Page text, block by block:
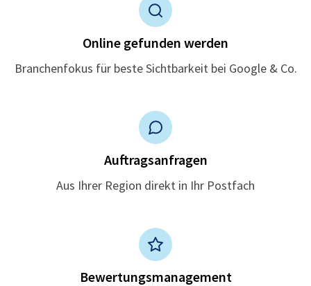
Online gefunden werden
Branchenfokus für beste Sichtbarkeit bei Google & Co.
Auftragsanfragen
Aus Ihrer Region direkt in Ihr Postfach
Bewertungsmanagement